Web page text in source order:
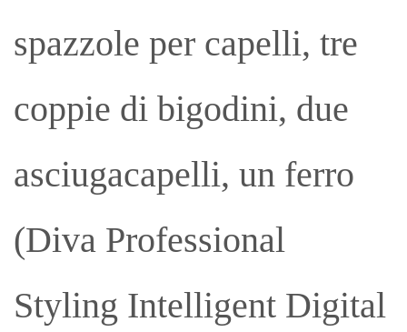
spazzole per capelli, tre
coppie di bigodini, due
asciugacapelli, un ferro
(Diva Professional
Styling Intelligent Digital